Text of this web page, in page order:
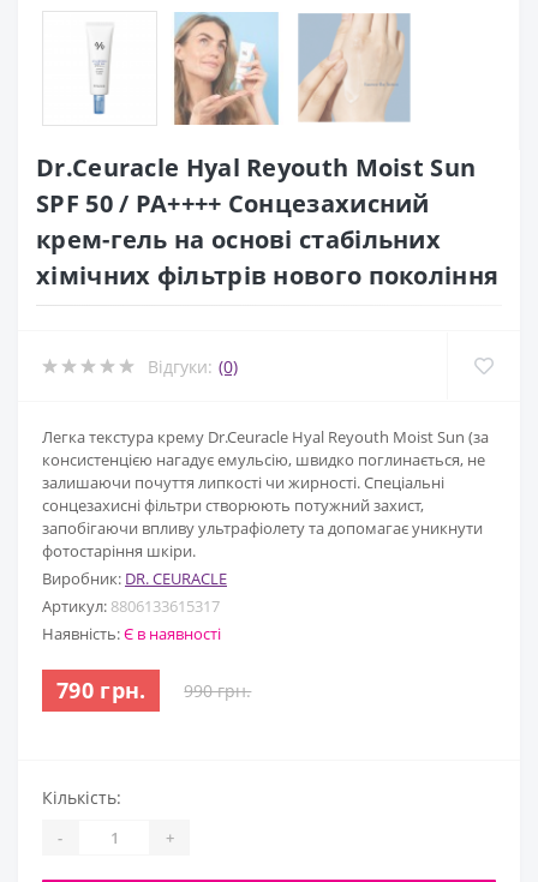
Dr.Ceuracle Hyal Reyouth Moist Sun
SPF 50 / PA++++ Сонцезахисний
крем-гель на основі стабільних
хімічних фільтрів нового покоління
Відгуки: (0)
Легка текстура крему Dr.Ceuracle Hyal Reyouth Moist Sun (за
консистенцією нагадує емульсію, швидко поглинається, не
залишаючи почуття липкості чи жирності. Спеціальні
сонцезахисні фільтри створюють потужний захист,
запобігаючи впливу ультрафіолету та допомагає уникнути
фотостаріння шкіри.
Виробник: DR. CEURACLE
Артикул: 8806133615317
Наявність:Є в наявності
790 грн. 990 грн.
Кількість:
- +